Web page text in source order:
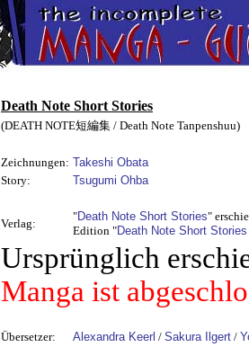
Death Note Short Stories
(DEATH NOTE短編集 / Death Note Tanpenshuu)
Zeichnungen: Takeshi Obata
Story:
Tsugumi Ohba
Verlag:
"Death Note Short Stories"
Edition "Death Note Short
Ursprünglich
Manga ist
Übersetzer: Alexandra Keerl / Sakura Ilgert /